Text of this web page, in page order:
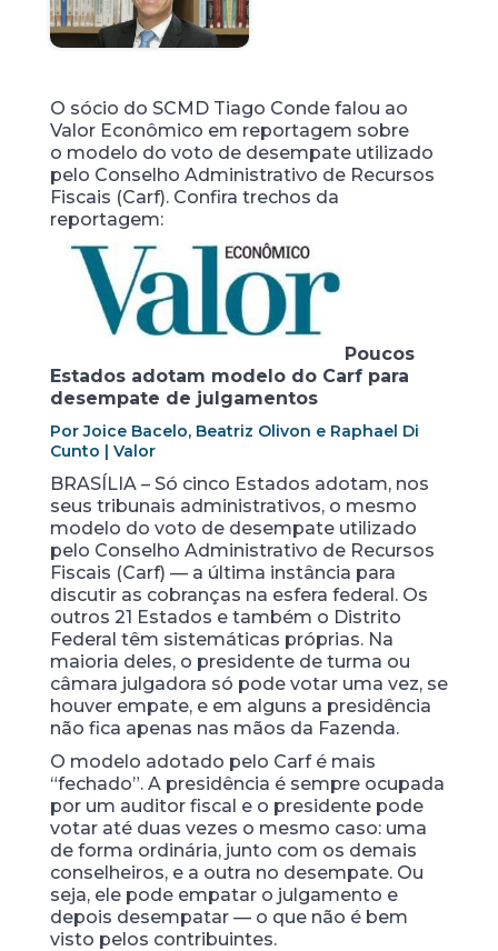
O sócio do SCMD Tiago Conde falou ao
Valor Econômico em reportagem sobre
o modelo do voto de desempate utilizado
pelo Conselho Administrativo de Recursos
Fiscais (Carf). Confira trechos da
reportagem:
Poucos
Estados adotam modelo do Carf para
desempate de julgamentos
Por Joice Bacelo, Beatriz Olivon e Raphael Di
Cunto | Valor
BRASÍLIA – Só cinco Estados adotam, nos
seus tribunais administrativos, o mesmo
modelo do voto de desempate utilizado
pelo Conselho Administrativo de Recursos
Fiscais (Carf) — a última instância para
discutir as cobranças na esfera federal. Os
outros 21 Estados e também o Distrito
Federal têm sistemáticas próprias. Na
maioria deles, o presidente de turma ou
câmara julgadora só pode votar uma vez, se
houver empate, e em alguns a presidência
não fica apenas nas mãos da Fazenda.
O modelo adotado pelo Carf é mais
“fechado”. A presidência é sempre ocupada
por um auditor fiscal e o presidente pode
votar até duas vezes o mesmo caso: uma
de forma ordinária, junto com os demais
conselheiros, e a outra no desempate. Ou
seja, ele pode empatar o julgamento e
depois desempatar — o que não é bem
visto pelos contribuintes.